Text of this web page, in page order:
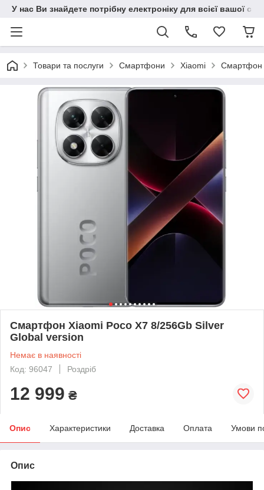
У нас Ви знайдете потрібну електроніку для всієї вашої
Товари та послуги Смартфони Xiaomi Смартфон
Смартфон Xiaomi Poco X7 8/256Gb Silver
Global version
Немає в наявності
Код: 96047
Роздріб
12 999 ₴
Опис Характеристики Доставка Оплата Умови
Опис